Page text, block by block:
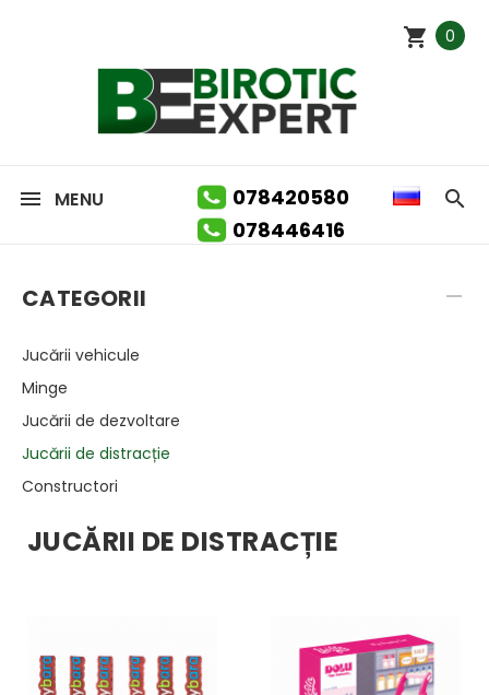
0
MENU
078420580
078446416
CATEGORII
Jucării vehicule
Minge
Jucării de dezvoltare
Jucării de distracție
Constructori
JUCĂRII DE DISTRACȚIE